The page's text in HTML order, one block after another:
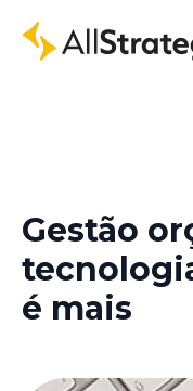
Gestão
é mais